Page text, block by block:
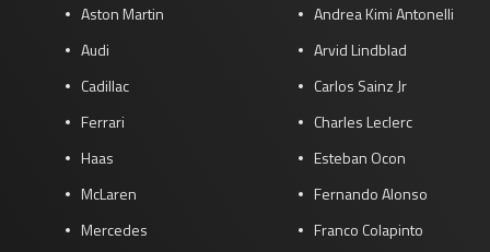
Aston Martin
Audi
Cadillac
Ferrari
Haas
McLaren
Mercedes
Andrea Kimi Antonelli
Arvid Lindblad
Carlos Sainz Jr
Charles Leclerc
Esteban Ocon
Fernando Alonso
Franco Colapinto